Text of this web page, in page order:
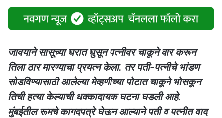
जावयाने सासूच्या घरात घुसून पत्नीवर चाकूने वार करून
तिला ठार मारण्याचा प्रयत्न केला. तर पती-पत्नीचे भांडण
सोडविण्यासाठी आलेल्या मेव्हणीच्या पोटात चाकूने भोसकून
तिची हत्या केल्याची धक्कादायक घटना घडली आहे.
मुंबईतील रूमचे कागदपत्रे घेऊन आल्याने पती व पत्नीत वाद